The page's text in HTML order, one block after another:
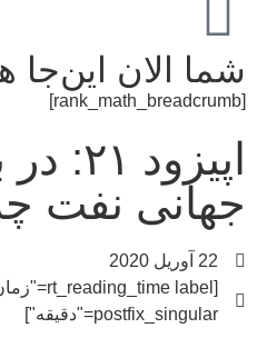
شما الان این‌جا
[rank_math_breadcrumb]
اپیزود
جهانی نفت
22 آوریل 2020
postfix_singular="دقیقه"]